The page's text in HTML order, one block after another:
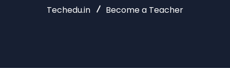
Techedu.in Become a Teacher